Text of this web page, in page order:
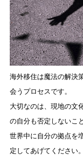
海外移住は魔法の解決
会うプロセスです。
大切なのは、現地の文
の自分も否定しないこ
世界中に自分の拠点を
定してあげてください。